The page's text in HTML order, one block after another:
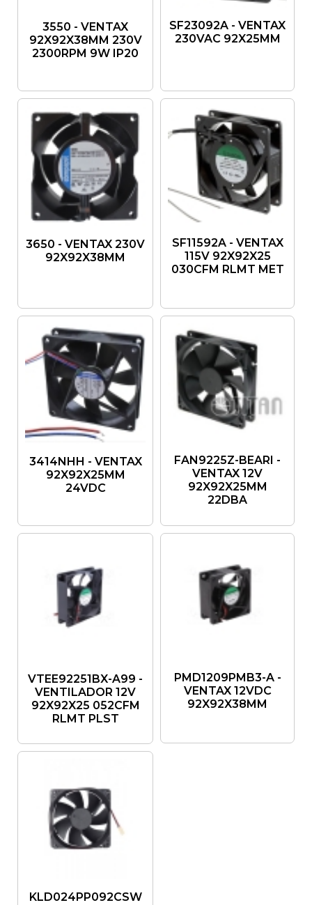
3550 - VENTAX
92X92X38MM 230V
2300RPM 9W IP20
SF23092A - VENTAX
230VAC 92X25MM
3650 - VENTAX 230V
92X92X38MM
SF11592A - VENTAX
115V 92X92X25
030CFM RLMT MET
3414NHH - VENTAX
92X92X25MM
24VDC
FAN9225Z-BEARI -
VENTAX 12V
92X92X25MM
22DBA
VTEE92251BX-A99 -
VENTILADOR 12V
92X92X25 052CFM
RLMT PLST
PMD1209PMB3-A -
VENTAX 12VDC
92X92X38MM
KLD024PP092CSW